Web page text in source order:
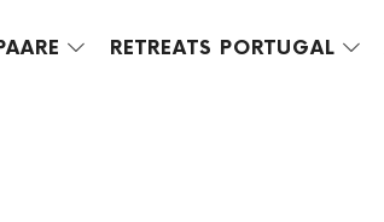
RETREATS PORTUGAL